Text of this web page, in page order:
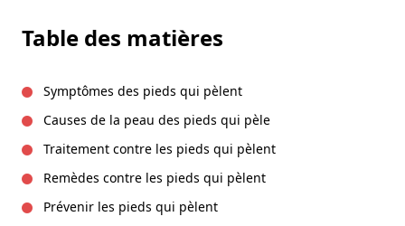
Table des matières
Symptômes des pieds qui pèlent
Causes de la peau des pieds qui pèle
Traitement contre les pieds qui pèlent
Remèdes contre les pieds qui pèlent
Prévenir les pieds qui pèlent